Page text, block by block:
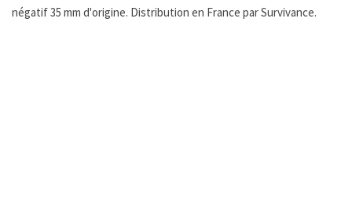
négatif 35 mm d'origine. Distribution en France par Survivance.